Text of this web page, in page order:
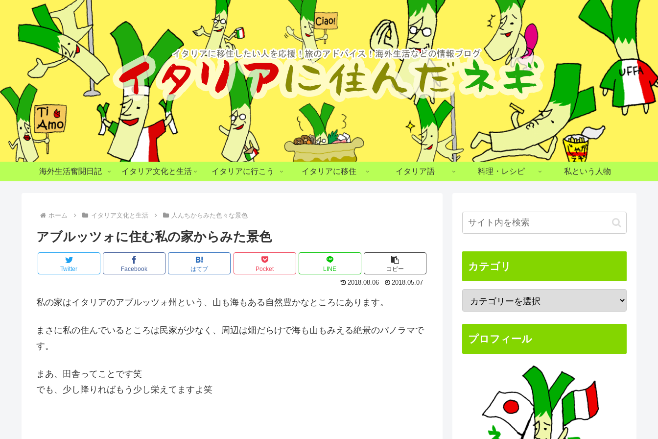
海外生活奮闘日記 イタリア文化と生活 イタリアに行こう イタリアに移住 イタリア語 料理・レシピ 私という人物
ホーム イタリア文化と生活 人んちからみた色々な景色
アブルッツォに住む私の家からみた景色
Twitter Facebook はてブ Pocket LINE コピー
2018.08.06 2018.05.07
私の家はイタリアのアブルッツォ州という、山も海もある自然豊かなところにあります。
まさに私の住んでいるところは民家が少なく、周辺は畑だらけで海も山もみえる絶景のパノラマで
す。
まあ、田舎ってことです笑
でも、少し降りればもう少し栄えてますよ笑
カテゴリ
プロフィール